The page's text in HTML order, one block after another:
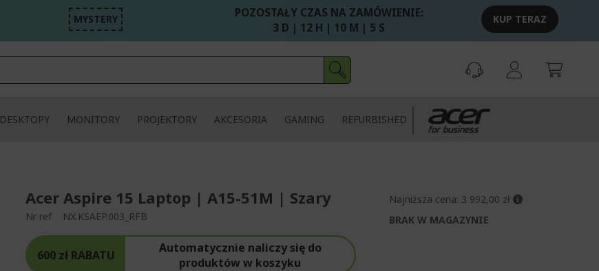
MYSTERY
POZOSTAŁY CZAS NA ZAMÓWIENIE:
3 D | 12 H | 10 M | 4 S
KUP TERAZ
DESKTOPY MONITORY PROJEKTORY AKCESORIA GAMING REFURBISHED
Acer Aspire 15 Laptop | A15-51M | Szary
Nr ref NX.KSAEP.003_RFB
600 zł RABATU
Automatycznie naliczy się do
produktów w koszyku
Najniższa cena: 3 992,00 zł
BRAK W MAGAZYNIE